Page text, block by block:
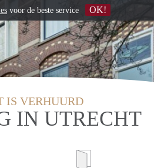
IS VERHUURD
IN UTRECHT
voor de beste service OK!